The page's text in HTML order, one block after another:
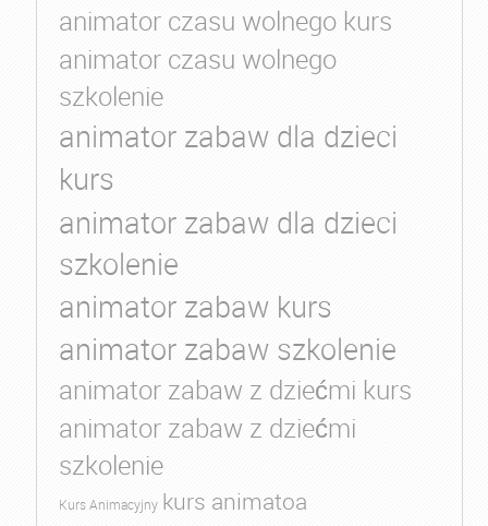
animator czasu wolnego kurs
animator czasu wolnego
szkolenie
animator zabaw dla dzieci
kurs
animator zabaw dla dzieci
szkolenie
animator zabaw kurs
animator zabaw szkolenie
animator zabaw z dziećmi kurs
animator zabaw z dziećmi
szkolenie
Kurs Animacyjny kurs animatoa